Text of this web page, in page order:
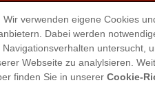
Wir verwenden eigene Cookies
Dabei werden
Navigationsverhalten untersucht,
Webseite zu analylsieren.
finden Sie in unserer Cookie-